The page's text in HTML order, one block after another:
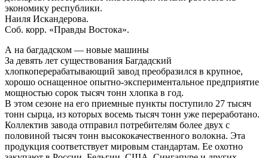
экономику республики.
Наиля Искандерова.
Соб. корр. «Правды Востока».
А на багдадском — новые машины
За девять лет существования Багдадский
хлопкоперерабатывающий завод преобразился в крупное,
хорошо оснащенное опытно-экспериментальное предприятие
мощностью сорок тысяч тонн хлопка в год.
В этом сезоне на его приемные пункты поступило 27 тысяч
тонн сырца, из которых восемь тысяч тонн уже переработано.
Коллектив завода отправил потребителям более двух с
половиной тысяч тонн высококачественного волокна. Эта
продукция соответствует мировым стандартам. Ее охотно